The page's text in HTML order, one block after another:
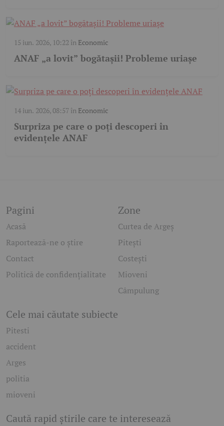
15 iun. 2026, 10:22 în Economic
ANAF „a lovit” bogătașii! Probleme uriașe
14 iun. 2026, 08:57în Economic
Surpriza pe care o poți descoperi în
evidențele ANAF
Pagini
Acasă
Raportează-ne o știre
Contact
Politică de confidențialitate
Zone
Curtea de Argeș
Pitești
Costești
Mioveni
Câmpulung
Cele mai căutate subiecte
Pitesti
accident
Arges
politia
mioveni
Caută rapid știrile care te interesează